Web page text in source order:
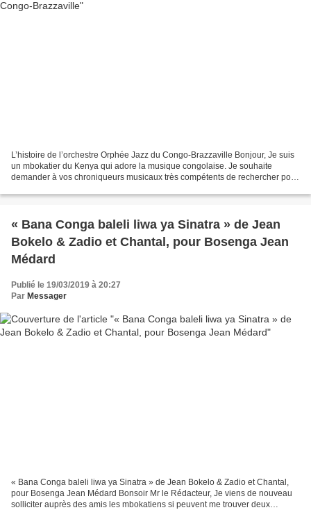
L’histoire de l’orchestre Orphée Jazz du Congo-Brazzaville Bonjour, Je suis
un mbokatier du Kenya qui adore la musique congolaise. Je souhaite
demander à vos chroniqueurs musicaux très compétents de rechercher pour
« Bana Conga baleli liwa ya Sinatra » de Jean
Bokelo & Zadio et Chantal, pour Bosenga Jean
Médard
Publié le 19/03/2019 à 20:27
Par Messager
« Bana Conga baleli liwa ya Sinatra » de Jean Bokelo & Zadio et Chantal,
pour Bosenga Jean Médard Bonsoir Mr le Rédacteur, Je viens de nouveau
solliciter auprès des amis les mbokatiens si peuvent me trouver deux